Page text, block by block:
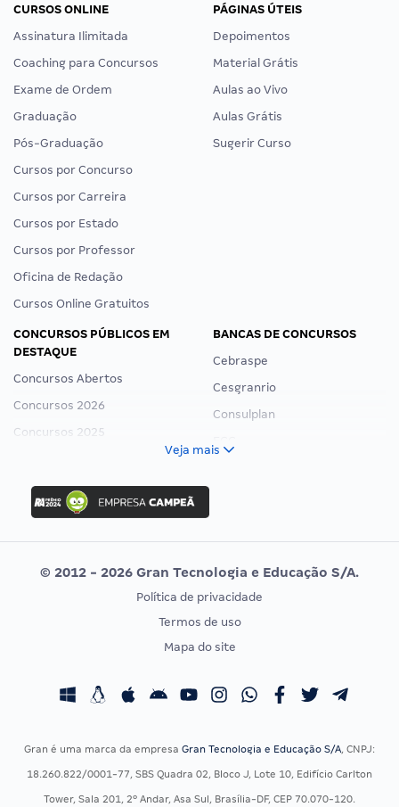
CURSOS ONLINE
Assinatura Ilimitada
Coaching para Concursos
Exame de Ordem
Graduação
Pós-Graduação
Cursos por Concurso
Cursos por Carreira
Cursos por Estado
Cursos por Professor
Oficina de Redação
Cursos Online Gratuitos
PÁGINAS ÚTEIS
Depoimentos
Material Grátis
Aulas ao Vivo
Aulas Grátis
Sugerir Curso
CONCURSOS PÚBLICOS EM
DESTAQUE
Concursos Abertos
Concursos 2026
Concursos 2025
Concurso Ibama
Concurso MPU
Editais publicados
BANCAS DE CONCURSOS
Cebraspe
Cesgranrio
Consulplan
Vunesp
CONCURSOS POR PROFISSÃO
Concursos Fiscais
Concursos Saúde
EXAME DE ORDEM
Calendário OAB
Veja mais
© 2012 - 2026 Gran Tecnologia e Educação S/A.
Política de privacidade
Termos de uso
Mapa do site
Gran é uma marca da empresa Gran Tecnologia e Educação S/A, CNPJ:
18.260.822/0001-77, SBS Quadra 02, Bloco J, Lote 10, Edifício Carlton
Tower, Sala 201, 2º Andar, Asa Sul, Brasília-DF, CEP 70.070-120.